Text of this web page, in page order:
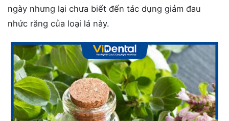
ngày nhưng lại chưa biết đến tác dụng giảm đau
nhức răng của loại lá này.